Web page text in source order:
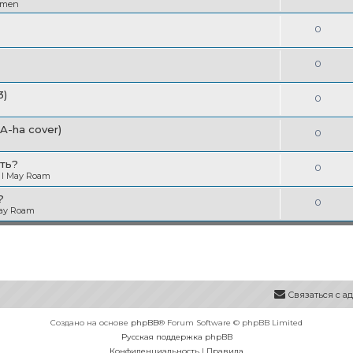
ы
ы
т
ы
0О
т
в
ы
0О
т
в
ы
0О
т
в
ы
ha cover) 0О
т
в
May Roam
0О
т
в
е
Roam
0О
т
т
Связаться с
Создано на основе phpBB® Forum Software © phpBB Limited
Русская поддержка phpBB